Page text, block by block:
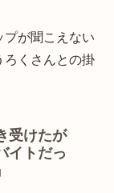
プが聞こえない
ろくさんとの掛
受けたが
イトだっ